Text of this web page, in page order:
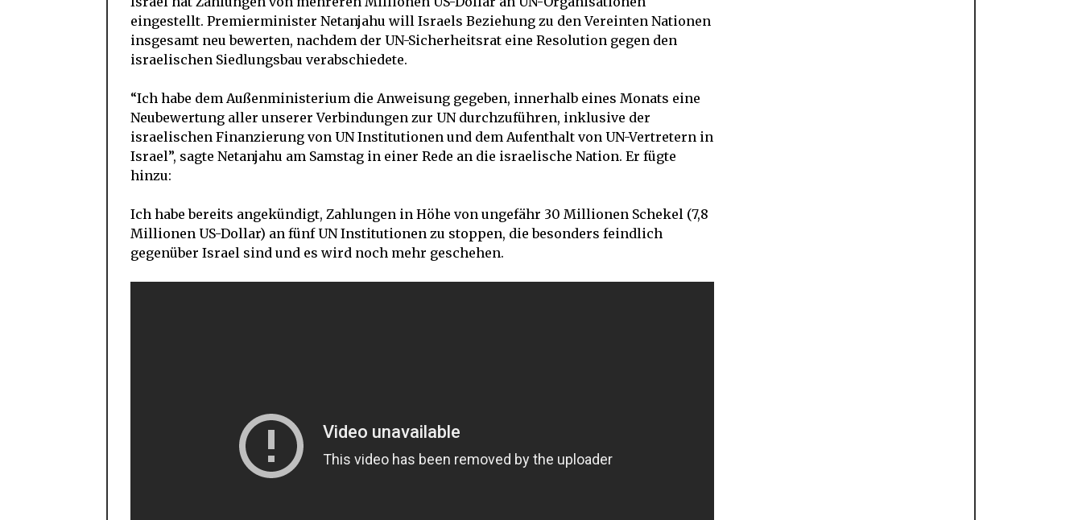
eingestellt. Premierminister Netanjahu will Israels Beziehung zu den Vereinten Nationen
insgesamt neu bewerten, nachdem der UN-Sicherheitsrat eine Resolution gegen den
israelischen Siedlungsbau verabschiedete.
“Ich habe dem Außenministerium die Anweisung gegeben, innerhalb eines Monats eine
Neubewertung aller unserer Verbindungen zur UN durchzuführen, inklusive der
israelischen Finanzierung von UN Institutionen und dem Aufenthalt von UN-Vertretern in
Israel”, sagte Netanjahu am Samstag in einer Rede an die israelische Nation. Er fügte
hinzu:
Ich habe bereits angekündigt, Zahlungen in Höhe von ungefähr 30 Millionen Schekel (7,8
Millionen US-Dollar) an fünf UN Institutionen zu stoppen, die besonders feindlich
gegenüber Israel sind und es wird noch mehr geschehen.